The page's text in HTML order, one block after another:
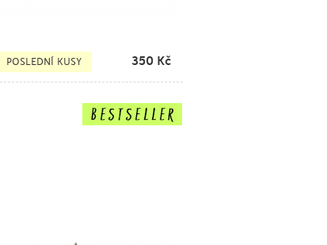
POSLEDNÍ KUSY 350 Kč